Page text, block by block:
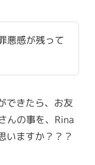
悪感が残って
できたら、お友
んの事を、Rina
いますか？？？